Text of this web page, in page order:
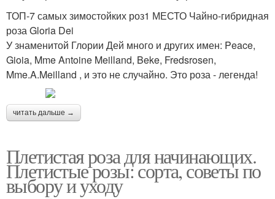
ТОП-7 самых зимостойких роз1 МЕСТО Чайно-гибридная
роза Gloria Dei
У знаменитой Глории Дей много и других имен: Peace,
Gioia, Mme Antoine Meilland, Beke, Fredsrosen,
Mme.A.Meilland , и это не случайно. Это роза - легенда!
читать дальше →
Плетистая роза для начинающих.
Плетистые розы: сорта, советы по
выбору и уходу